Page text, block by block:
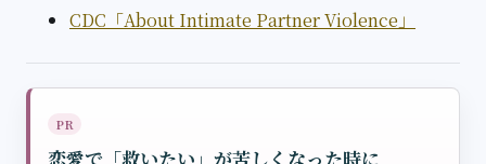
CDC「About Intimate Partner Violence」
PR
恋愛で「救いたい」が苦しくなった時に